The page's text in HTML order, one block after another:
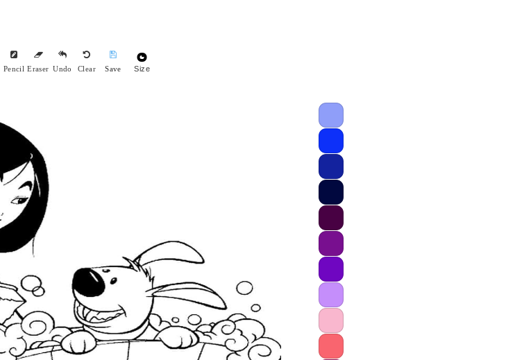
Pencil Eraser Undo Clear Save Size